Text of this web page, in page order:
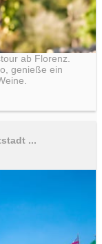
ab Florenz.
genieße ein
...